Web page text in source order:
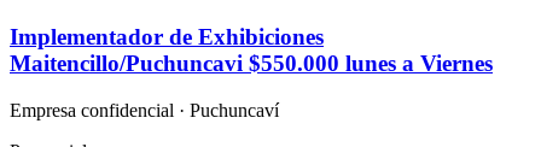
Implementador de Exhibiciones
Maitencillo/Puchuncavi $550.000 lunes a Viernes
Empresa confidencial · Puchuncaví